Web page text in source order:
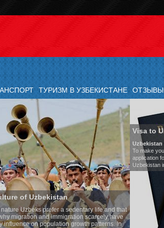
ТУРИЗМ В УЗБЕКИСТАНЕ ОТЗЫВЫ
that
have
In
Visa to Uzbekistan
Uzbekistan Visa application form:
To make you more convenient, we have prepared visa
application forms of the Embassies of the Republic of
Uzbekistan in countries